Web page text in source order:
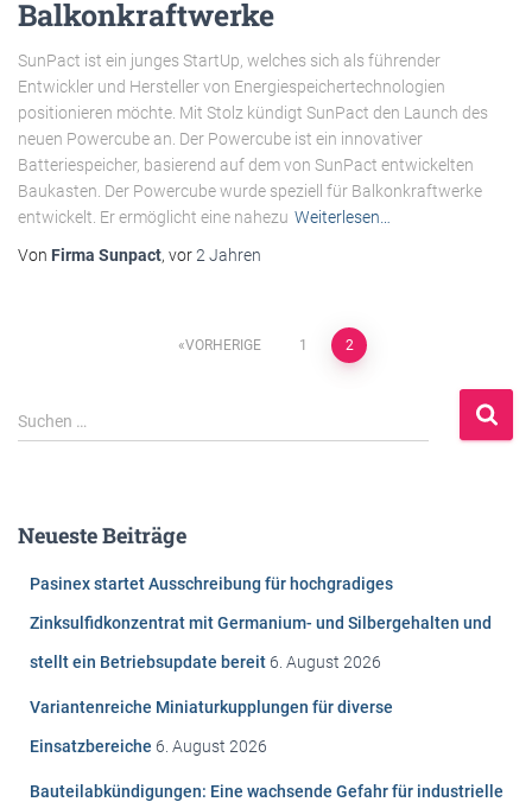
Balkonkraftwerke
SunPact ist ein junges StartUp, welches sich als führender
Entwickler und Hersteller von Energiespeichertechnologien
positionieren möchte. Mit Stolz kündigt SunPact den Launch des
neuen Powercube an. Der Powercube ist ein innovativer
Batteriespeicher, basierend auf dem von SunPact entwickelten
Baukasten. Der Powercube wurde speziell für Balkonkraftwerke
entwickelt. Er ermöglicht eine nahezu Weiterlesen…
Von Firma Sunpact, vor2 Jahren
Beitragsnavigation
VORHERIGE 1 2
S
u
n
Suchen …
Neueste Beiträge
Pasinex startet Ausschreibung für hochgradiges
Zinksulfidkonzentrat mit Germanium- und Silbergehalten und
stellt ein Betriebsupdate bereit 6. August 2026
Variantenreiche Miniaturkupplungen für diverse
Einsatzbereiche 6. August 2026
Bauteilabkündigungen: Eine wachsende Gefahr für industrielle